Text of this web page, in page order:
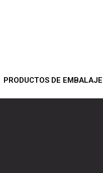
PRODUCTOS DE EMBALAJE